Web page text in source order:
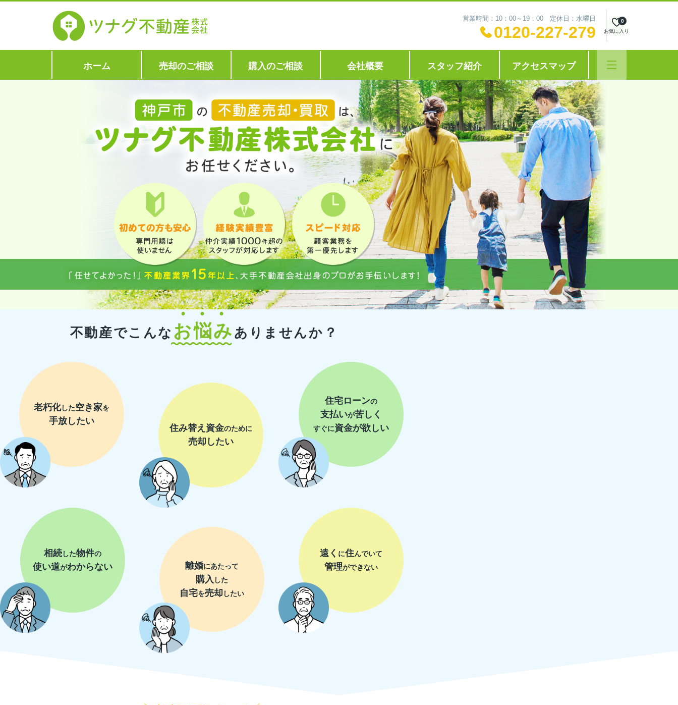
営業時間：10：00～19：00 定休日：水曜日
0120-227-279 お気に入り
0
ホーム 売却のご相談 購入のご相談 会社概要 スタッフ紹介 アクセスマップ
不動産でこんな お悩み ありませんか？
老朽化した空き家を
手放したい
住み替え資金のために
売却したい
住宅ローンの
支払いが苦しく
すぐに資金が欲しい
相続した物件の
使い道がわからない 離婚にあたって
購入 した
自宅を売却 したい
遠く に住んでいて
管理ができない